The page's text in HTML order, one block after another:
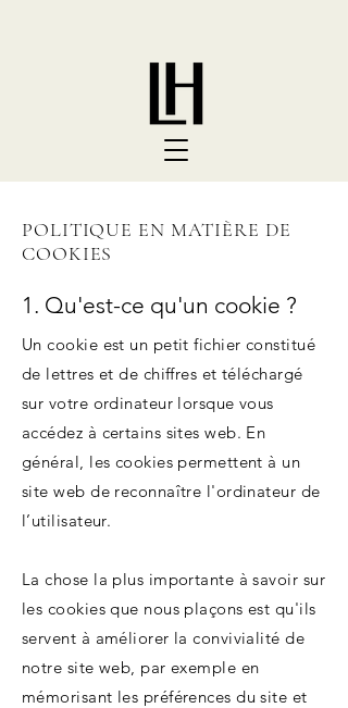
POLITIQUE EN MATIÈRE DE
COOKIES
1. Qu'est-ce qu'un cookie ?
Un cookie est un petit fichier constitué
de lettres et de chiffres et téléchargé
sur votre ordinateur lorsque vous
accédez à certains sites web. En
général, les cookies permettent à un
site web de reconnaître l'ordinateur de
l’utilisateur.
La chose la plus importante à savoir sur
les cookies que nous plaçons est qu'ils
servent à améliorer la convivialité de
notre site web, par exemple en
mémorisant les préférences du site et